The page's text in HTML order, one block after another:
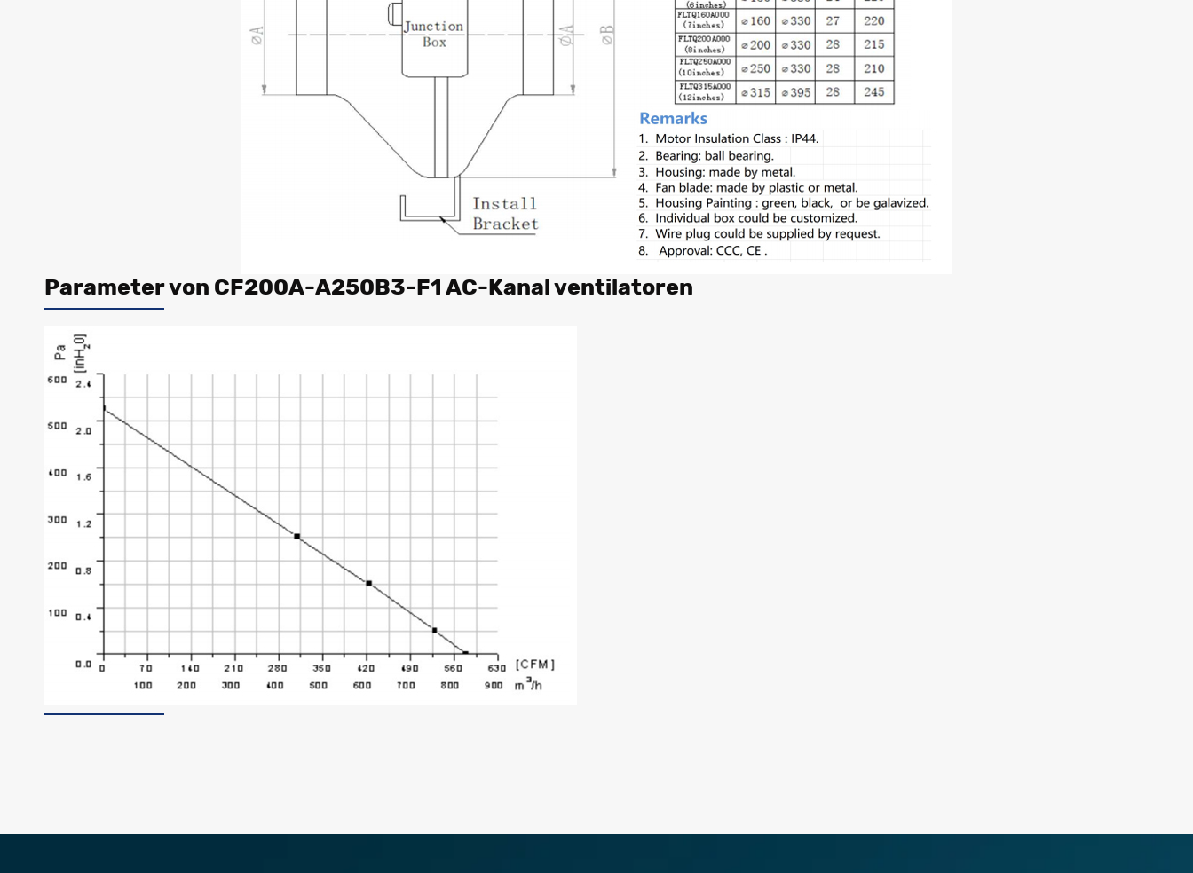
Parameter von CF200A-A250B3-F1 AC-Kanal ventilatoren